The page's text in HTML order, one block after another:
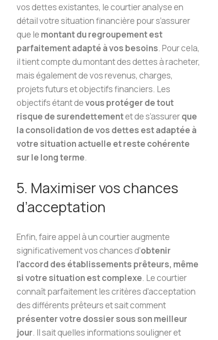
vos dettes existantes, le courtier analyse en
détail votre situation financière pour s’assurer
que le montant du regroupement est
parfaitement adapté à vos besoins. Pour cela,
il tient compte du montant des dettes à racheter,
mais également de vos revenus, charges,
projets futurs et objectifs financiers. Les
objectifs étant devous protéger de tout
risque de surendettementet de s’assurerque
la consolidation de vos dettes est adaptée à
votre situation actuelle et reste cohérente
sur le long terme.
5. Maximiser vos chances
d’acceptation
Enfin, faire appel à un courtier augmente
significativement vos chances d’obtenir
l’accord des établissements prêteurs, même
si votre situation est complexe. Le courtier
connaît parfaitement les critères d’acceptation
des différents prêteurs et sait comment
présenter votre dossier sous son meilleur
jour. Il sait quelles informations souligner et